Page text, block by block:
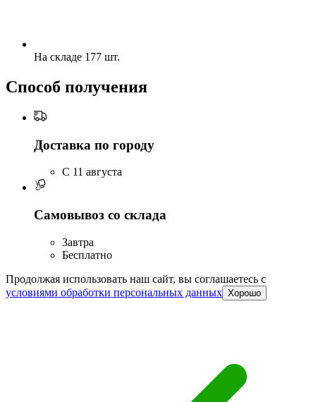
На складе 177 шт.
Способ получения
Доставка по городу
C 11 августа
Самовывоз со склада
Завтра
Бесплатно
Продолжая использовать наш сайт, вы соглашаетесь c
условиями обработки персональных данных Хорошо